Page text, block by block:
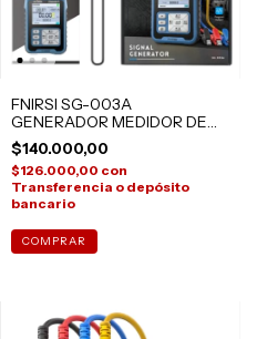
FNIRSI SG-003A
GENERADOR MEDIDOR DE
SEÑALES
$140.000,00
$126.000,00 con
Transferencia o depósito
bancario